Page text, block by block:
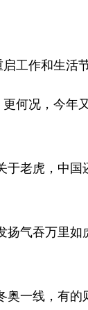
工作和生活节
何况，今年
老虎，中国
气吞万里如
一线，有的